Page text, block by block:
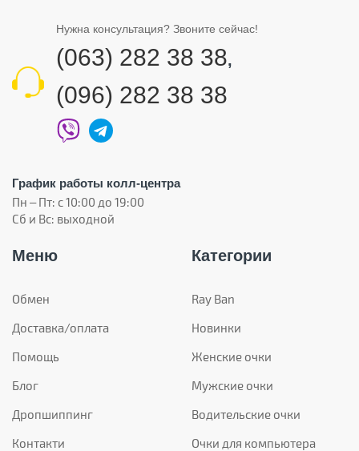
Нужна консультация? Звоните сейчас!
(063) 282 38 38,
(096) 282 38 38
График работы колл-центра
Пн – Пт: с 10:00 до 19:00
Сб и Вс: выходной
Меню
Обмен
Доставка/оплата
Помощь
Блог
Дропшиппинг
Контакти
Категории
Ray Ban
Новинки
Женские очки
Мужские очки
Водительские очки
Очки для компьютера